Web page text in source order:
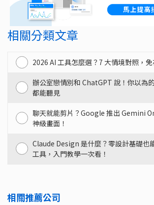
相關分類文章
2026 AI 工具怎麼選？7 大情境對照，免
辦公室戀情別和 ChatGPT 說！你以為
都能聽見
聊天就能剪片？Google 推出 Gemini
神級畫面！
Claude Design 是什麼？零設計基礎也
工具，入門教學一次看！
相關推薦公司